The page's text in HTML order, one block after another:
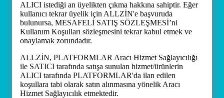
ALICI istediği an üyelikten çıkma hakkına sahiptir. Eğer
kullanıcı tekrar üyelik için ALLZİN'e başvuruda
bulunursa, MESAFELİ SATIŞ SÖZLEŞMESİ’ni
Kullanım Koşulları sözleşmesini tekrar kabul etmek ve
onaylamak zorundadır.
ALLZİN, PLATFORMLAR Aracı Hizmet Sağlayıcılığı
ile SATICI tarafında satışa sunulan hizmet/ürünlerin
ALICI tarafında PLATFORMLAR'da ilan edilen
koşullara tabi olarak satın alınmasına yönelik Aracı
Hizmet Sağlayıcılık etmektedir.